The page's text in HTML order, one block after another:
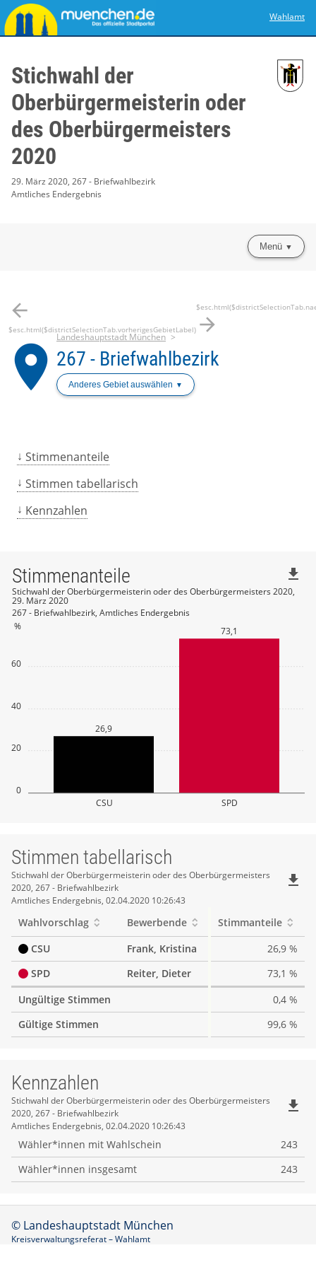
Wahlamt
Stichwahl der
Oberbürgermeisterin oder
des Oberbürgermeisters
2020
29. März 2020, 267 - Briefwahlbezirk
Amtliches Endergebnis
Menü
arrow_back
$esc.html($districtSelectionTab.vorherigesGebietLabel) arrow_forward
place
Landeshauptstadt München
267 - Briefwahlbezirk
Anderes Gebiet auswählen
Stimmenanteile
Stimmen tabellarisch
Kennzahlen
0
20
40
60
%
CSU SPD
26,9
73,1
Stimmenanteile
Stichwahl der Oberbürgermeisterin oder des Oberbürgermeisters 2020,
29. März 2020
267 - Briefwahlbezirk, Amtliches Endergebnis
file_download
Stimmen tabellarisch
Stimmen
tabellarisch
Stichwahl der Oberbürgermeisterin oder des Oberbürgermeisters
2020, 267 - Briefwahlbezirk
Amtliches Endergebnis, 02.04.2020 10:26:43
file_download
Wahlvorschlag Bewerbende
Stimmanteile
CSU
Frank, Kristina
26,9 %
SPD
Reiter, Dieter
73,1 %
Ungültige Stimmen
0,4 %
Gültige Stimmen
99,6 %
Kennzahlen
Kennzahlen
Stichwahl der Oberbürgermeisterin oder des Oberbürgermeisters
2020, 267 - Briefwahlbezirk
Amtliches Endergebnis, 02.04.2020 10:26:43
file_download
Wähler*innen mit Wahlschein
243
Wähler*innen insgesamt
243
© Landeshauptstadt München
Kreisverwaltungsreferat – Wahlamt